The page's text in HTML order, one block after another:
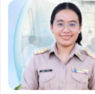
ดาวน์โหลดไฟล์ตัว
สร้างสรรค์คนดี ปร
Model ต้นกล้าเด็
จีวรรณ สัมฤทธิ์ โร
เผย
แพร่
งาน
รายงาน
คุรุ
ชน
คุณธรรม